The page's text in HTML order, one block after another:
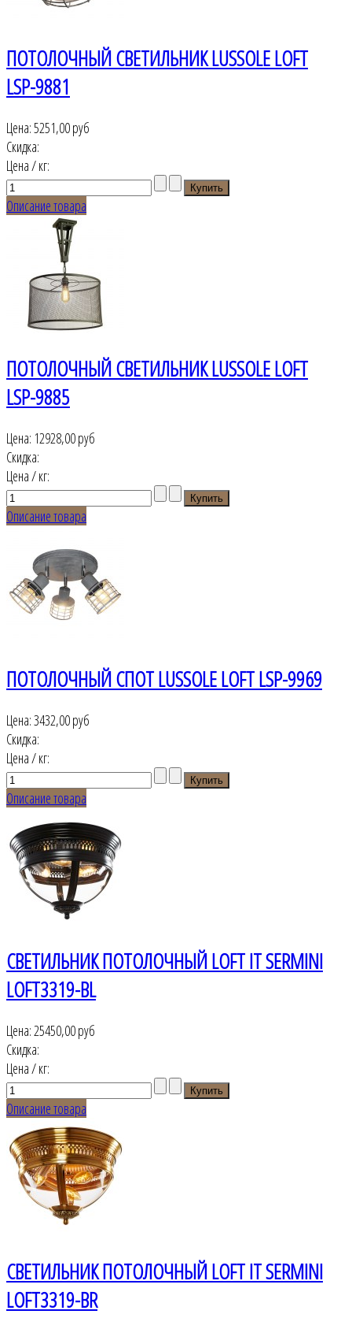
ПОТОЛОЧНЫЙ СВЕТИЛЬНИК LUSSOLE LOFT
LSP-9881
Цена:5251,00 руб
Скидка:
Цена / кг:
Описание товара
ПОТОЛОЧНЫЙ СВЕТИЛЬНИК LUSSOLE LOFT
LSP-9885
Цена: 12928,00 руб
Скидка:
Цена / кг:
Описание товара
ПОТОЛОЧНЫЙ СПОТ LUSSOLE LOFT LSP-9969
Цена:3432,00 руб
Скидка:
Цена / кг:
Описание товара
СВЕТИЛЬНИК ПОТОЛОЧНЫЙ LOFT IT SERMINI
LOFT3319-BL
Цена: 25450,00 руб
Скидка:
Цена / кг:
Описание товара
СВЕТИЛЬНИК ПОТОЛОЧНЫЙ LOFT IT SERMINI
LOFT3319-BR